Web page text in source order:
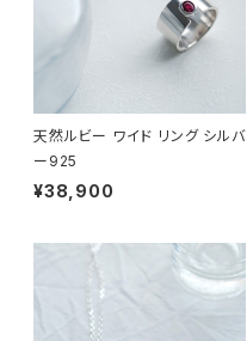
天然ルビー ワイド リング シルバ
ー925
¥38,900